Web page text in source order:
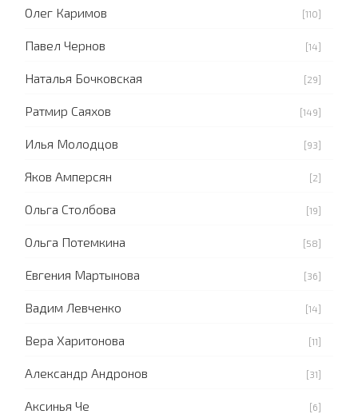
Олег Каримов [110]
Павел Чернов [14]
Наталья Бочковская [29]
Ратмир Саяхов [149]
Илья Молодцов [93]
Яков Амперсян [2]
Ольга Столбова [19]
Ольга Потемкина [58]
Евгения Мартынова [36]
Вадим Левченко [14]
Вера Харитонова [11]
Александр Андронов [31]
Аксинья Че [6]